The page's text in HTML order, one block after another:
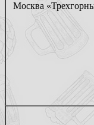
Москва